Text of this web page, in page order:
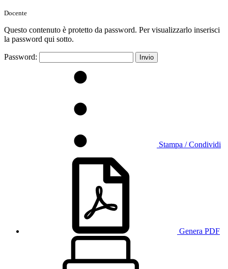
Docente
Questo contenuto è protetto da password. Per visualizzarlo inserisci
la password qui sotto.
Password:
Stampa / Condividi
Genera PDF